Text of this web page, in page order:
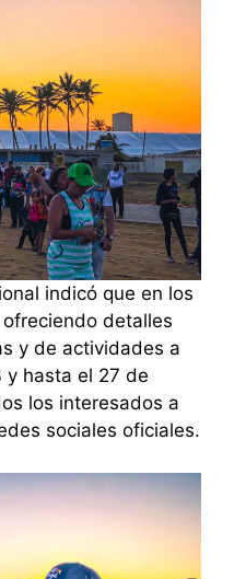
indicó que en los
detalles
y de actividades a
hasta el 27 de
los interesados a
sociales oficiales.